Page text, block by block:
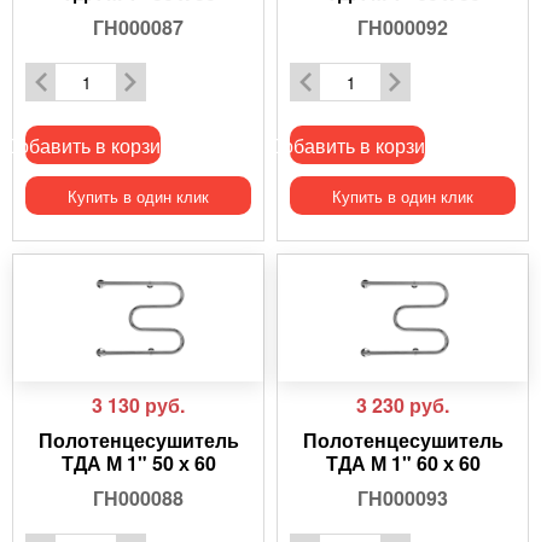
ГН000087
Добавить в корзину
Купить в один клик
ГН000092
Добавить в корзину
Купить в один клик
3 130 руб.
Полотенцесушитель
ТДА М 1" 50 х 60
ГН000088
3 230 руб.
Полотенцесушитель
ТДА М 1" 60 х 60
ГН000093